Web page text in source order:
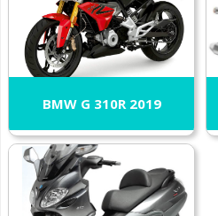
BMW G 310R 2019